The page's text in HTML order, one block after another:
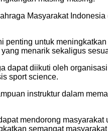
Masyarakat
penting untuk
menarik sekaligus
dapat diikuti oleh
sport science.
instruktur dalam
mendorong
semangat